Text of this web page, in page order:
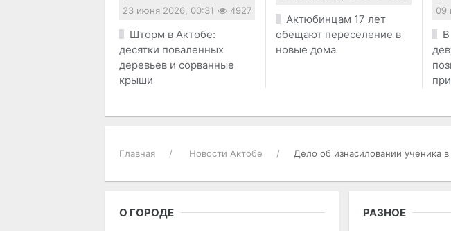
23 июня 2026, 00:31 4927
Шторм в Актобе:
десятки поваленных
деревьев и сорванные
крыши
Актюбинцам 17 лет
обещают переселение в
новые дома
09
Главная Новости Актобе Дело об изнасиловании ученика
О ГОРОДЕ РАЗНОЕ